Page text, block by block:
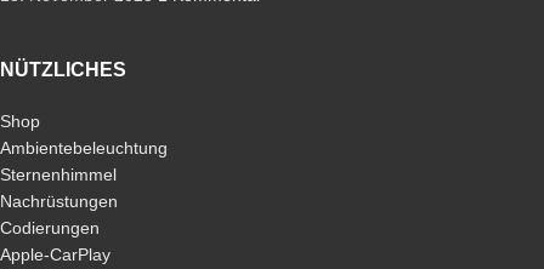
NÜTZLICHES
Shop
Ambientebeleuchtung
Sternenhimmel
Nachrüstungen
Codierungen
Apple-CarPlay